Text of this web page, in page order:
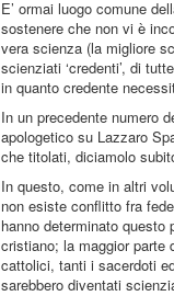
E’ ormai luogo comune
sostenere che non vi è
vera scienza (la migliore
scienziati ‘credenti’, di
in quanto credente
In un precedente numero
apologetico su Lazzaro
che titolati, diciamolo
In questo, come in altri
non esiste conflitto fra
hanno determinato
cristiano; la maggior
cattolici, tanti i sacerdoti
sarebbero diventati